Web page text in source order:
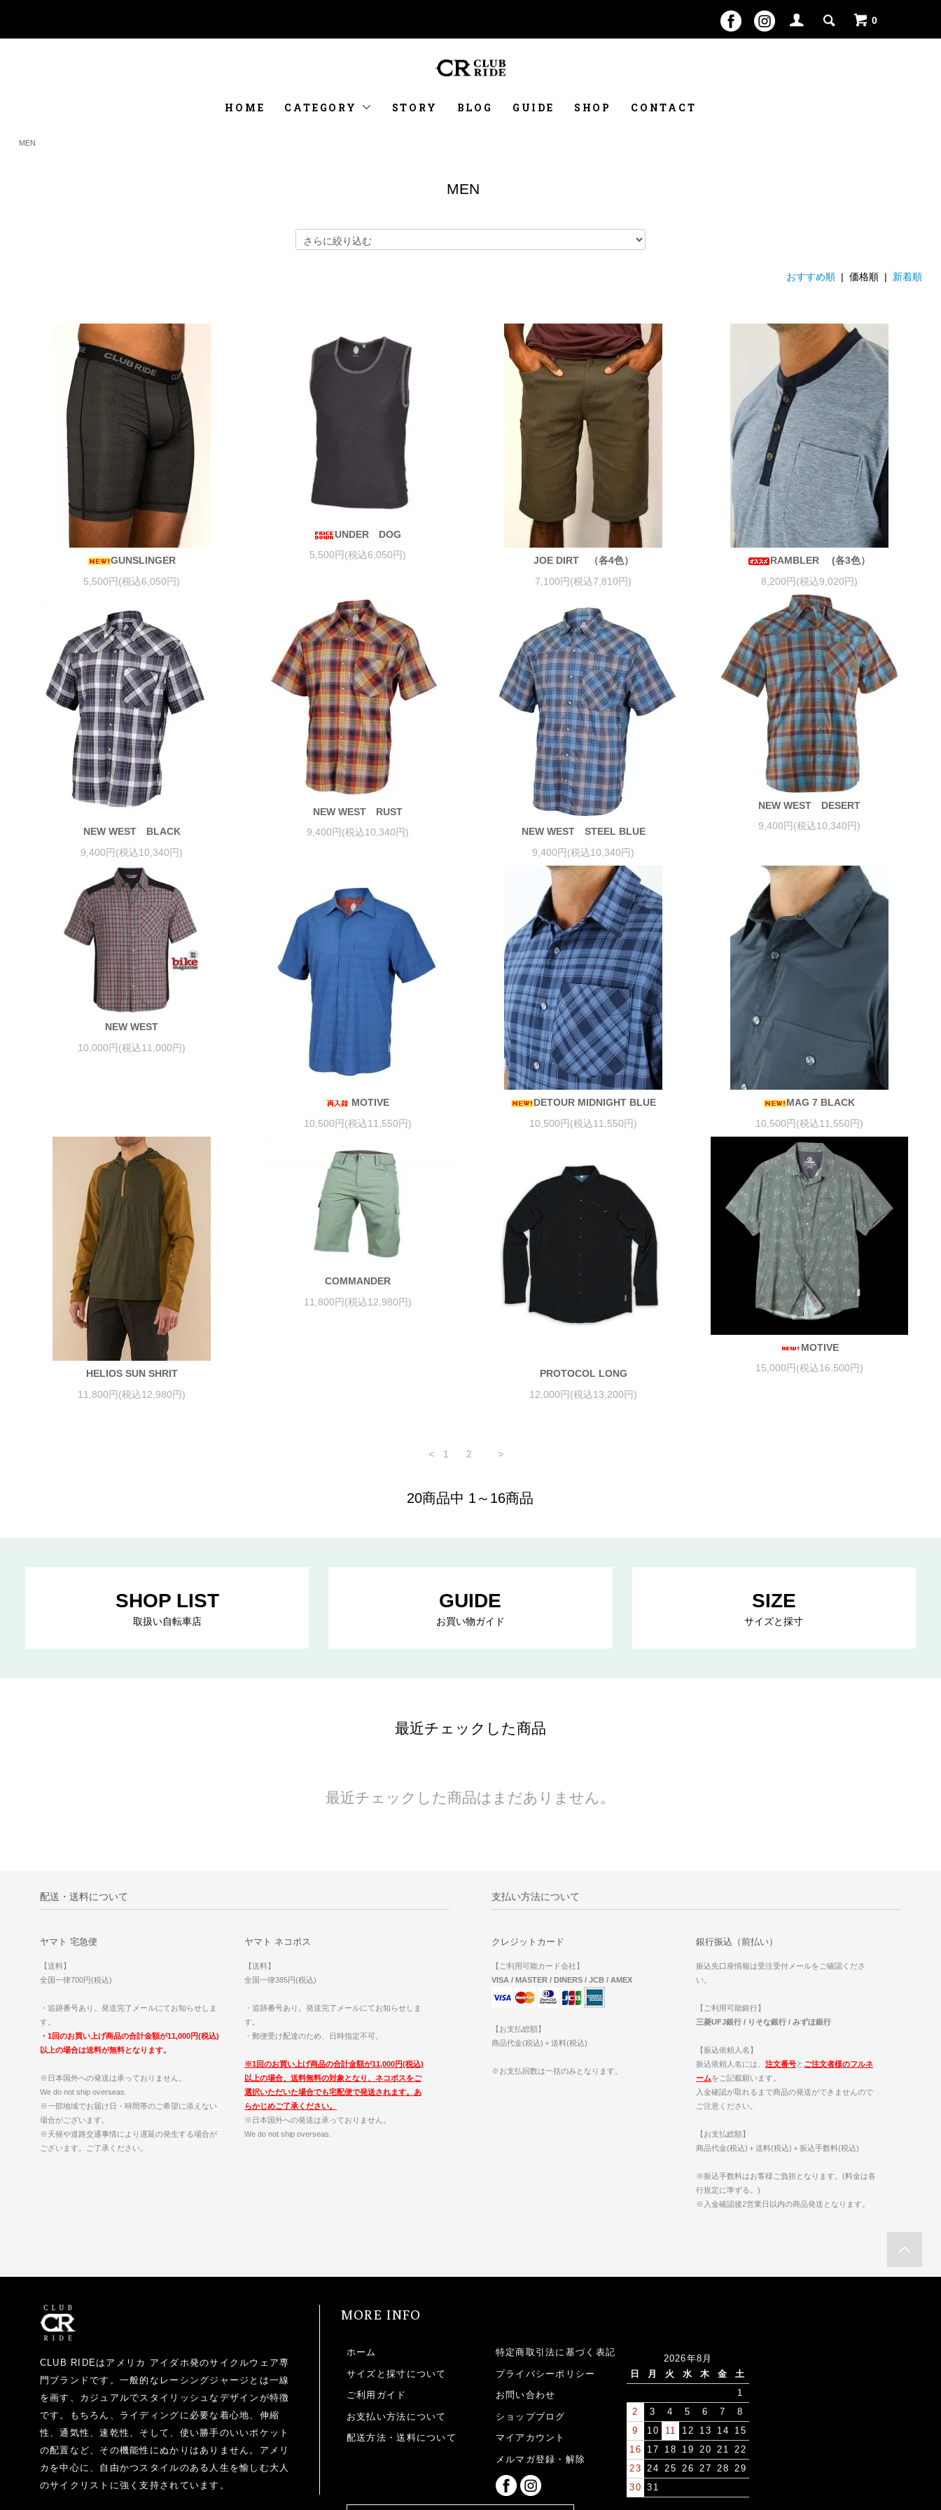
0
HOME CATEGORY STORY BLOG GUIDE SHOP CONTACT
MEN
MEN
おすすめ順 | 価格順 | 新着順
GUNSLINGER
5,500円(税込6,050円)
UNDER DOG
5,500円(税込6,050円)
JOE DIRT （各4色）
7,100円(税込7,810円)
RAMBLER (各3色）
8,200円(税込9,020円)
NEW WEST BLACK
9,400円(税込10,340円)
NEW WEST RUST
9,400円(税込10,340円)
NEW WEST STEEL BLUE
9,400円(税込10,340円)
NEW WEST DESERT
9,400円(税込10,340円)
NEW WEST
10,000円(税込11,000円)
MOTIVE
10,500円(税込11,550円)
DETOUR MIDNIGHT BLUE
10,500円(税込11,550円)
MAG 7 BLACK
10,500円(税込11,550円)
HELIOS SUN SHRIT
11,800円(税込12,980円)
COMMANDER
11,800円(税込12,980円)
PROTOCOL LONG
12,000円(税込13,200円)
MOTIVE
15,000円(税込16,500円)
< 1 2 >
20商品中 1～16商品
SHOP LIST
取扱い自転車店
GUIDE
お買い物ガイド
SIZE
サイズと採寸
最近チェックした商品
最近チェックした商品はまだありません。
配送・送料について
ヤマト 宅急便
【送料】
全国一律700円(税込)
・追跡番号あり。発送完了メールにてお知らせしま
す。
・1回のお買い上げ商品の合計金額が11,000円(税込)
以上の場合は送料が無料となります。
※日本国外への発送は承っておりません。
We do not ship overseas.
※一部地域でお届け日・時間帯のご希望に添えない
場合がございます。
※天候や道路交通事情により遅延の発生する場合が
ございます。ご了承ください。
ヤマト ネコポス
【送料】
全国一律385円(税込)
・追跡番号あり。発送完了メールにてお知らせしま
す。
・郵便受け配達のため、日時指定不可。
※1回のお買い上げ商品の合計金額が11,000円(税込)
以上の場合、送料無料の対象となり、ネコポスをご
選択いただいた場合でも宅配便で発送されます。あ
らかじめご了承ください。
※日本国外への発送は承っておりません。
We do not ship overseas.
支払い方法について
クレジットカード
【ご利用可能カード会社】
VISA / MASTER / DINERS / JCB / AMEX
【お支払総額】
商品代金(税込)＋送料(税込)
※お支払回数は一括のみとなります。
銀行振込（前払い）
振込先口座情報は受注受付メールをご確認くださ
い。
【ご利用可能銀行】
三菱UFJ銀行 / りそな銀行 / みずほ銀行
【振込依頼人名】
振込依頼人名には、 注文番号と ご注文者様のフルネ
ームをご記載願います。
入金確認が取れるまで商品の発送ができませんので
ご注意ください。
【お支払総額】
商品代金(税込)＋送料(税込)＋振込手数料(税込)
※振込手数料はお客様ご負担となります。(料金は各
行規定に準ずる。)
※入金確認後2営業日以内の商品発送となります。
CLUB RIDEはアメリカ アイダホ発のサイクルウェア専
門ブランドです。一般的なレーシングジャージとは一線
を画す、カジュアルでスタイリッシュなデザインが特徴
です。もちろん、ライディングに必要な着心地、伸縮
性、通気性、速乾性、そして、使い勝手のいいポケット
の配置など、その機能性にぬかりはありません。アメリ
カを中心に、自由かつスタイルのある人生を愉しむ大人
のサイクリストに強く支持されています。
MORE INFO
ホーム
サイズと採寸について
ご利用ガイド
お支払い方法について
配送方法・送料について
特定商取引法に基づく表記
プライバシーポリシー
お問い合わせ
ショップブログ
マイアカウント
メルマガ登録・解除
2026年8月
日
月 火 水 木 金
土
1
2
3 4 5 6 7
8
9
10 11 12 13 14
15
16
17 18 19 20 21
22
23
24 25 26 27 28
29
30
31